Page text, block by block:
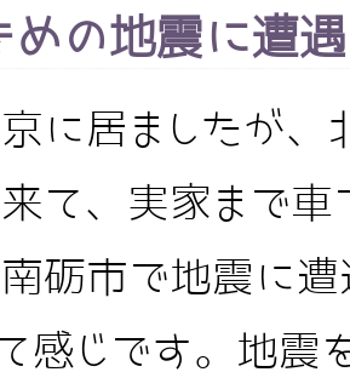
めの地震に遭遇
に居ましたが、
て、実家まで車
砺市で地震に
感じです。地震